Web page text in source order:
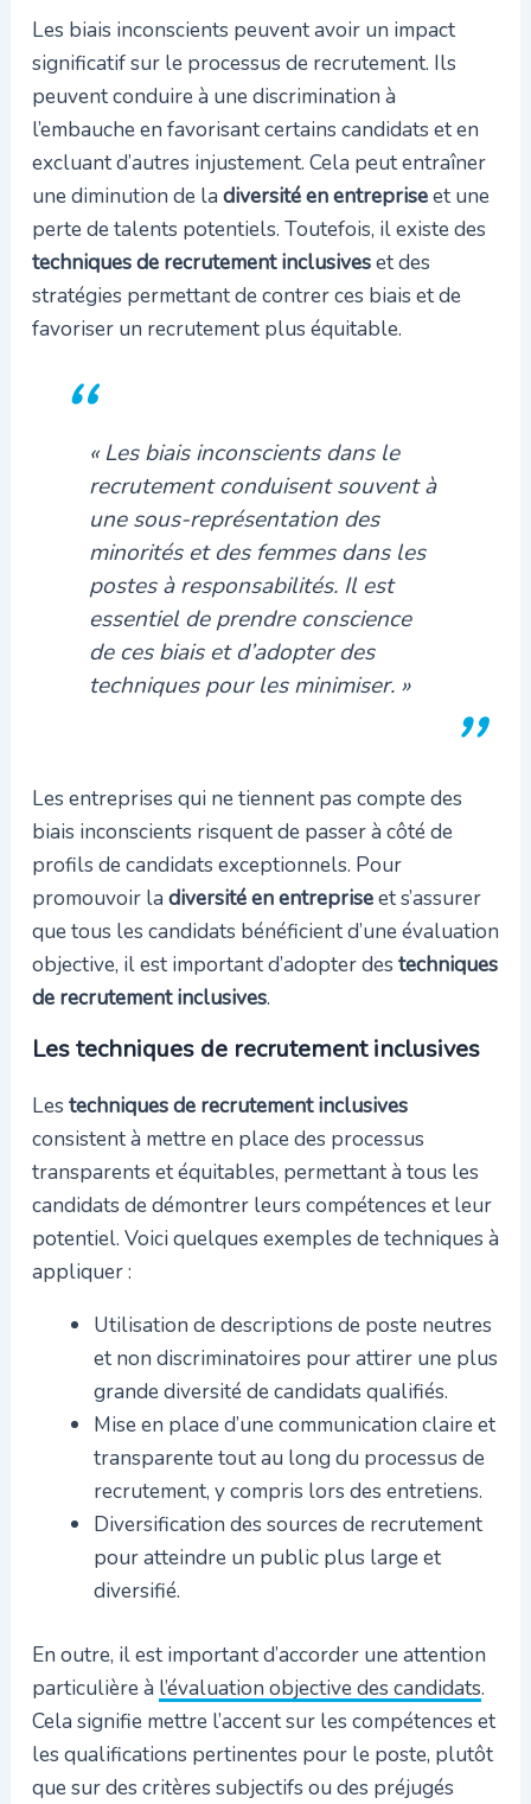
Les biais inconscients peuvent avoir un impact
significatif sur le processus de recrutement. Ils
peuvent conduire à une discrimination à
l’embauche en favorisant certains candidats et en
excluant d’autres injustement. Cela peut entraîner
une diminution de la diversité en entrepriseet une
perte de talents potentiels. Toutefois, il existe des
techniques de recrutement inclusiveset des
stratégies permettant de contrer ces biais et de
favoriser un recrutement plus équitable.
« Les biais inconscients dans le
recrutement conduisent souvent à
une sous-représentation des
minorités et des femmes dans les
postes à responsabilités. Il est
essentiel de prendre conscience
de ces biais et d’adopter des
techniques pour les minimiser. »
Les entreprises qui ne tiennent pas compte des
biais inconscients risquent de passer à côté de
profils de candidats exceptionnels. Pour
promouvoir la diversité en entrepriseet s’assurer
que tous les candidats bénéficient d’une évaluation
objective, il est important d’adopter des techniques
de recrutement inclusives.
Les techniques de recrutement inclusives
Les techniques de recrutement inclusives
consistent à mettre en place des processus
transparents et équitables, permettant à tous les
candidats de démontrer leurs compétences et leur
potentiel. Voici quelques exemples de techniques à
appliquer :
Utilisation de descriptions de poste neutres
et non discriminatoires pour attirer une plus
grande diversité de candidats qualifiés.
Mise en place d’une communication claire et
transparente tout au long du processus de
recrutement, y compris lors des entretiens.
Diversification des sources de recrutement
pour atteindre un public plus large et
diversifié.
En outre, il est important d’accorder une attention
particulière à l’évaluation objective des candidats.
Cela signifie mettre l’accent sur les compétences et
les qualifications pertinentes pour le poste, plutôt
que sur des critères subjectifs ou des préjugés